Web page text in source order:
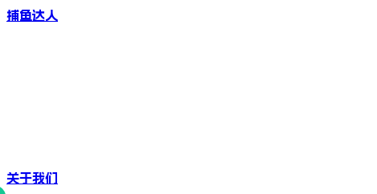
捕鱼达人
关于我们